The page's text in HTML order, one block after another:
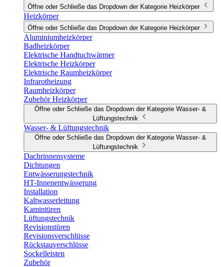
Öffne oder Schließe das Dropdown der Kategorie Heizkörper
Heizkörper
Öffne oder Schließe das Dropdown der Kategorie Heizkörper
Aluminiumheizkörper
Badheizkörper
Elektrische Handtuchwärmer
Elektrische Heizkörper
Elektrische Raumheizkörper
Infrarotheizung
Raumheizkörper
Zubehör Heizkörper
Öffne oder Schließe das Dropdown der Kategorie Wasser- &
Lüftungstechnik
Wasser- & Lüftungstechnik
Öffne oder Schließe das Dropdown der Kategorie Wasser- &
Lüftungstechnik
Dachrinnensysteme
Dichtungen
Entwässerungstechnik
HT-Innenentwässerung
Installation
Kaltwasserleitung
Kamintüren
Lüftungstechnik
Revisionstüren
Revisionsverschlüsse
Rückstauverschlüsse
Sockelleisten
Zubehör